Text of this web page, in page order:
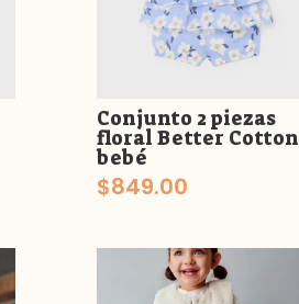
Conjunto 2 piezas
floral Better Cotton
bebé
$849.00